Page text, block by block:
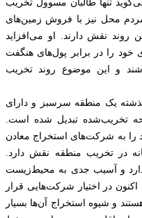
تنها طالبان مسوول تخریب
محل نیز با فروش زمین‌های
روند نقش دارند. او می‌افزاید
خود را در برابر پول‌های هنگفت
و این موضوع روند تخریب
یک منطقه سرسبز و دارای
تخریب‌شده تبدیل شده است.
را به شرکت‌های استخراج معادن
در تخریب منطقه نقش دارد.
دارد و آسیب جدی به محیط‌زیست
در اختیار شرکت‌هایی قرار
و شیوه استخراج آن‌ها بسیار